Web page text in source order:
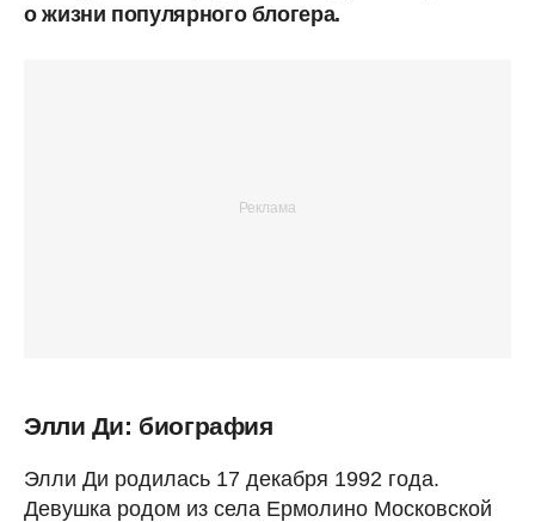
о жизни популярного блогера.
Элли Ди: биография
Элли Ди родилась 17 декабря 1992 года.
Девушка родом из села Ермолино Московской